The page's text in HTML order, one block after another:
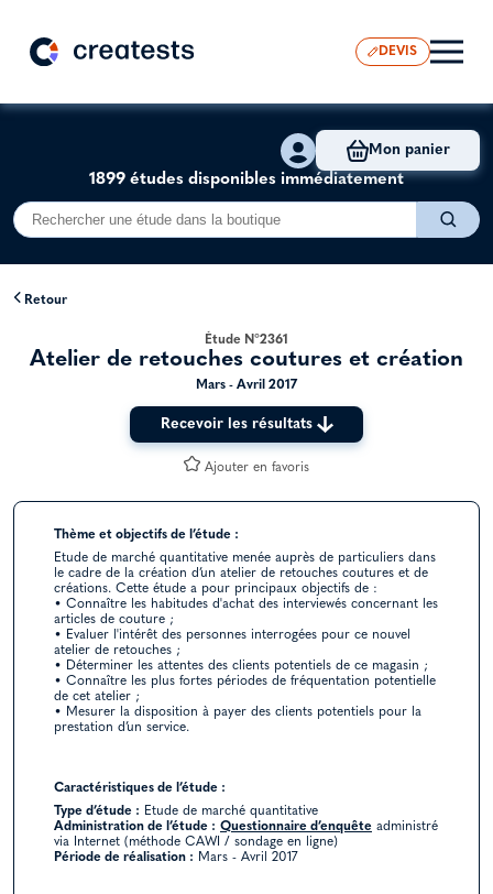
DEVIS
1899 études disponibles immédiatement
Mon panier
Retour
Étude N°2361
Atelier de retouches coutures et création
Mars - Avril 2017
Recevoir les résultats
Ajouter en favoris
Thème et objectifs de l’étude :
Etude de marché quantitative menée auprès de particuliers dans
le cadre de la création d’un atelier de retouches coutures et de
créations. Cette étude a pour principaux objectifs de :
• Connaître les habitudes d'achat des interviewés concernant les
articles de couture ;
• Evaluer l'intérêt des personnes interrogées pour ce nouvel
atelier de retouches ;
• Déterminer les attentes des clients potentiels de ce magasin ;
• Connaître les plus fortes périodes de fréquentation potentielle
de cet atelier ;
• Mesurer la disposition à payer des clients potentiels pour la
prestation d’un service.
Caractéristiques de l’étude :
Type d’étude : Etude de marché quantitative
Administration de l’étude : Questionnaire d’enquête administré
via Internet (méthode CAWI / sondage en ligne)
Période de réalisation : Mars - Avril 2017